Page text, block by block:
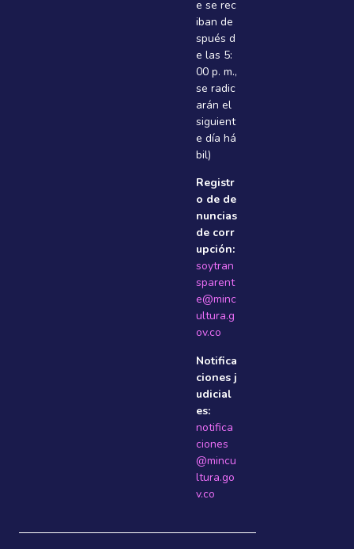
e se rec
iban de
spués d
e las 5:
00 p. m.,
se radic
arán el
siguient
e dí­a há
bil)
Registr
o de de
nuncias
de corr
upción:
soytran
sparent
e@minc
ultura.g
ov.co
Notifica
ciones j
udicial
es:
notifica
ciones
@mincu
ltura.go
v.co